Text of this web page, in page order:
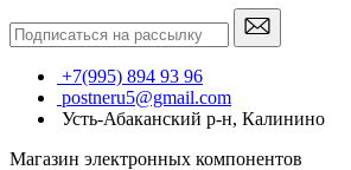
+7(995) 894 93 96
postneru5@gmail.com
Усть-Абаканский р-н, Калинино
Магазин электронных компонентов